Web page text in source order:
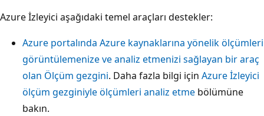
Azure İzleyici aşağıdaki temel araçları destekler:
Azure portalında Azure kaynaklarına yönelik ölçümleri
görüntülemenize ve analiz etmenizi sağlayan bir araç
olan Ölçüm gezgini. Daha fazla bilgi için Azure İzleyici
ölçüm gezginiyle ölçümleri analiz etme bölümüne
bakın.